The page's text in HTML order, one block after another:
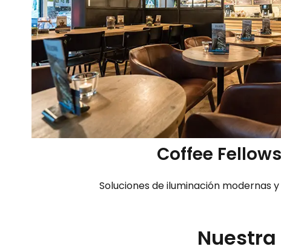
Coffee Fellows
Soluciones de iluminación modernas